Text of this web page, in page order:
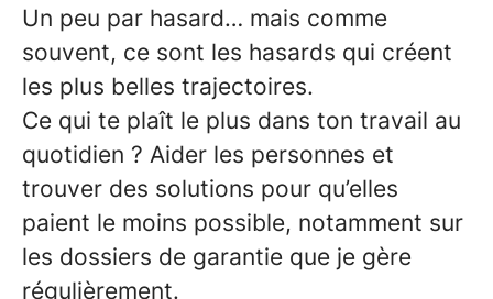
Un peu par hasard… mais comme
souvent, ce sont les hasards qui créent
les plus belles trajectoires.
Ce qui te plaît le plus dans ton travail au
quotidien ? Aider les personnes et
trouver des solutions pour qu’elles
paient le moins possible, notamment sur
les dossiers de garantie que je gère
régulièrement.